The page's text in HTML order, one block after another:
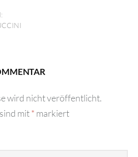
wird nicht veröffentlicht.
mit* markiert